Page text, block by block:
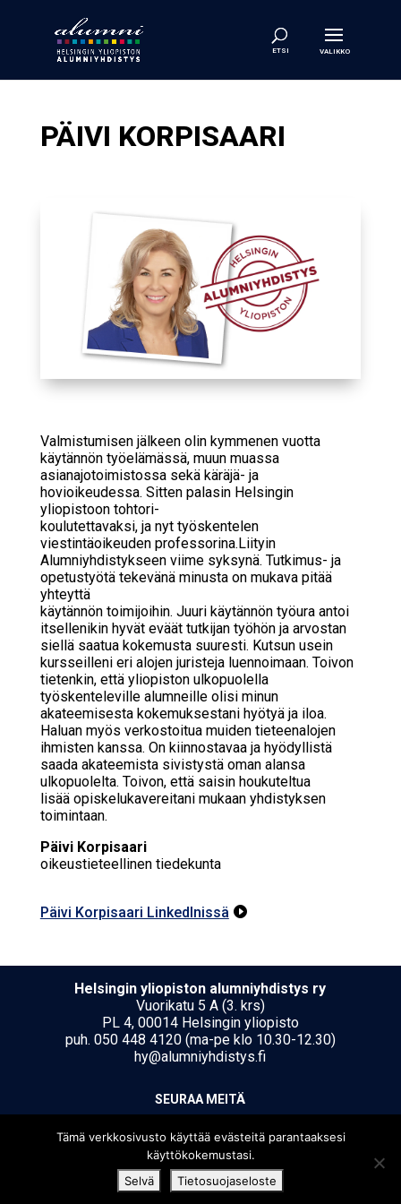
PÄIVI KORPISAARI
Valmistumisen jälkeen olin kymmenen vuotta
käytännön työelämässä, muun muassa
asianajotoimistossa sekä käräjä- ja
hovioikeudessa. Sitten palasin Helsingin
yliopistoon tohtori-
koulutettavaksi, ja nyt työskentelen
viestintäoikeuden professorina.Liityin
Alumniyhdistykseen viime syksynä. Tutkimus- ja
opetustyötä tekevänä minusta on mukava pitää
yhteyttä
käytännön toimijoihin. Juuri käytännön työura antoi
itsellenikin hyvät eväät tutkijan työhön ja arvostan
siellä saatua kokemusta suuresti. Kutsun usein
kursseilleni eri alojen juristeja luennoimaan. Toivon
tietenkin, että yliopiston ulkopuolella
työskenteleville alumneille olisi minun
akateemisesta kokemuksestani hyötyä ja iloa.
Haluan myös verkostoitua muiden tieteenalojen
ihmisten kanssa. On kiinnostavaa ja hyödyllistä
saada akateemista sivistystä oman alansa
ulkopuolelta. Toivon, että saisin houkuteltua
lisää opiskelukavereitani mukaan yhdistyksen
toimintaan.
Päivi Korpisaari
oikeustieteellinen tiedekunta
Päivi Korpisaari LinkedInissä 
Hel­sin­gin yli­opis­ton alumniyhdistys ry
Vuorikatu 5 A (3. krs)
PL 4, 00014 Helsingin yliopisto
puh. 050 448 4120 (ma-pe klo 10.30-12.30)
hy@alumniyhdistys.fi
SEU­RAA MEI­TÄ
[translate string="Copyright"]
Tämä verkkosivusto käyttää evästeitä parantaaksesi
käyttökokemustasi.
Selvä
Tietosuojaseloste